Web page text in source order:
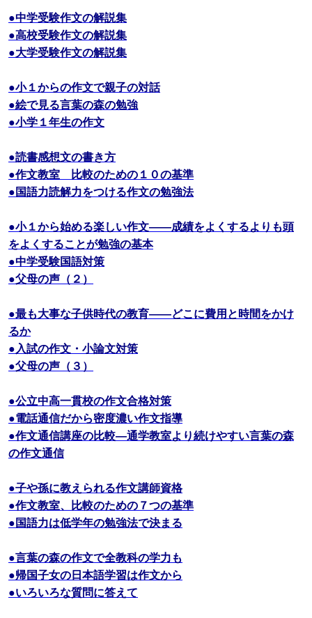
●中学受験作文の解説集
●高校受験作文の解説集
●大学受験作文の解説集
●小１からの作文で親子の対話
●絵で見る言葉の森の勉強
●小学１年生の作文
●読書感想文の書き方
●作文教室 比較のための１０の基準
●国語力読解力をつける作文の勉強法
●小１から始める楽しい作文――成績をよくするよりも頭
をよくすることが勉強の基本
●中学受験国語対策
●父母の声（２）
●最も大事な子供時代の教育――どこに費用と時間をかけ
るか
●入試の作文・小論文対策
●父母の声（３）
●公立中高一貫校の作文合格対策
●電話通信だから密度濃い作文指導
●作文通信講座の比較―通学教室より続けやすい言葉の森
の作文通信
●子や孫に教えられる作文講師資格
●作文教室、比較のための７つの基準
●国語力は低学年の勉強法で決まる
●言葉の森の作文で全教科の学力も
●帰国子女の日本語学習は作文から
●いろいろな質問に答えて